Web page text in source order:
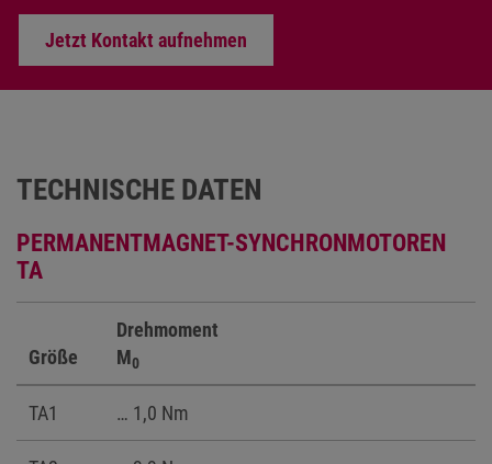
Jetzt Kontakt aufnehmen
TECHNISCHE DATEN
PERMANENTMAGNET-SYNCHRONMOTOREN
TA
Größe
Drehmoment
M0
TA1 … 1,0 Nm